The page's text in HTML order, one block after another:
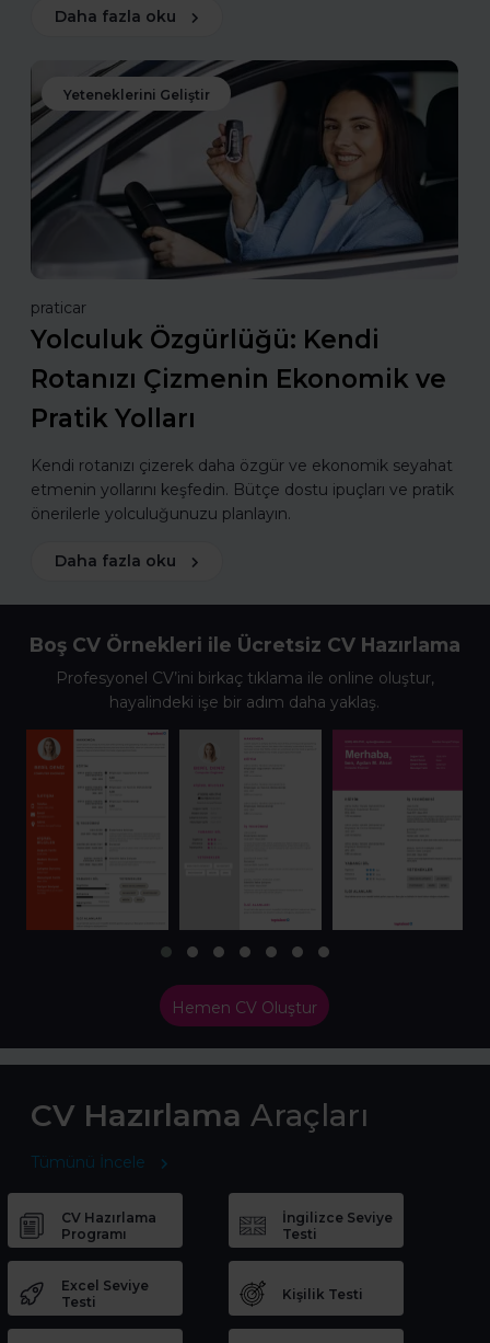
Daha fazla oku
Yeteneklerini Geliştir
praticar
Yolculuk Özgürlüğü: Kendi
Rotanızı Çizmenin Ekonomik ve
Pratik Yolları
Kendi rotanızı çizerek daha özgür ve ekonomik seyahat
etmenin yollarını keşfedin. Bütçe dostu ipuçları ve pratik
önerilerle yolculuğunuzu planlayın.
Daha fazla oku
Boş CV Örnekleri ile Ücretsiz CV Hazırlama
Profesyonel CV’ini birkaç tıklama ile online oluştur,
hayalindeki işe bir adım daha yaklaş.
Hemen CV Oluştur
CV Hazırlama Araçları
Tümünü İncele
CV Hazırlama
Programı
İngilizce Seviye
Testi
Excel Seviye
Testi
Kişilik Testi